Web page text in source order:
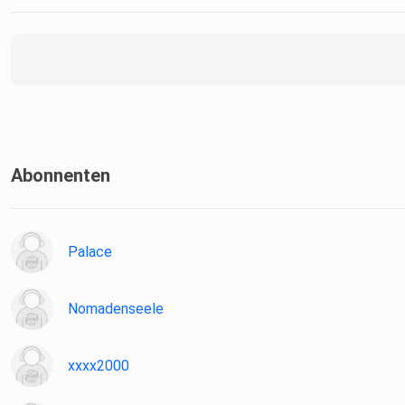
Abonnenten
Palace
Nomadenseele
xxxx2000